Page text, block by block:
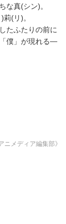
な真(シン)。
(リ)。
たふたりの前に
僕」が現れる―
ニメディア編集部》